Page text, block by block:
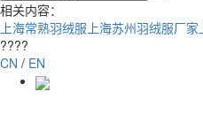
相关内容：
上海常熟羽绒服 上海苏州羽绒服厂家
????
CN / EN